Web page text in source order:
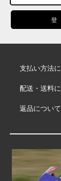
支払い方法
配送・送料
返品について